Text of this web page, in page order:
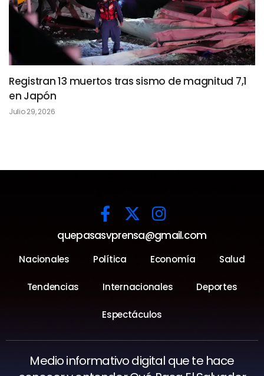
Registran 13 muertos tras sismo de magnitud 7,1
en Japón
Julio 29, 2026
quepasasvprensa@gmail.com
Nacionales Política Economía Salud
Tendencias Internacionales Deportes
Espectáculos
Medio informativo digital que te hace